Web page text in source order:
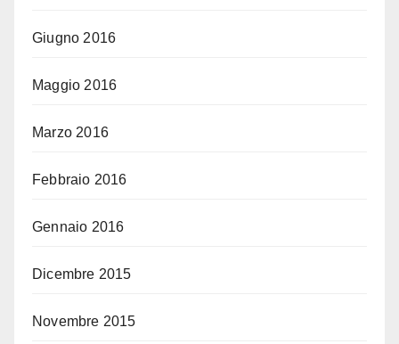
Giugno 2016
Maggio 2016
Marzo 2016
Febbraio 2016
Gennaio 2016
Dicembre 2015
Novembre 2015